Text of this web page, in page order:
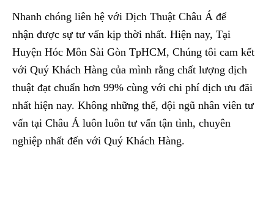
Nhanh chóng liên hệ với Dịch Thuật Châu Á để
nhận được sự tư vấn kịp thời nhất. Hiện nay, Tại
Huyện Hóc Môn Sài Gòn TpHCM, Chúng tôi cam kết
với Quý Khách Hàng của mình rằng chất lượng dịch
thuật đạt chuẩn hơn 99% cùng với chi phí dịch ưu đãi
nhất hiện nay. Không những thế, đội ngũ nhân viên tư
vấn tại Châu Á luôn luôn tư vấn tận tình, chuyên
nghiệp nhất đến với Quý Khách Hàng.